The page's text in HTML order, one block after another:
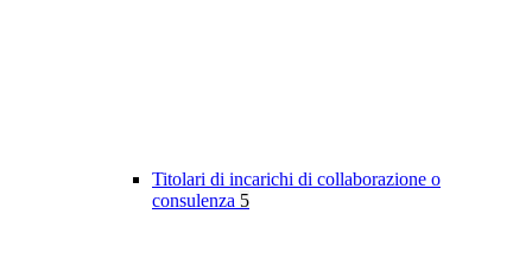
Titolari di incarichi di collaborazione o
consulenza 5